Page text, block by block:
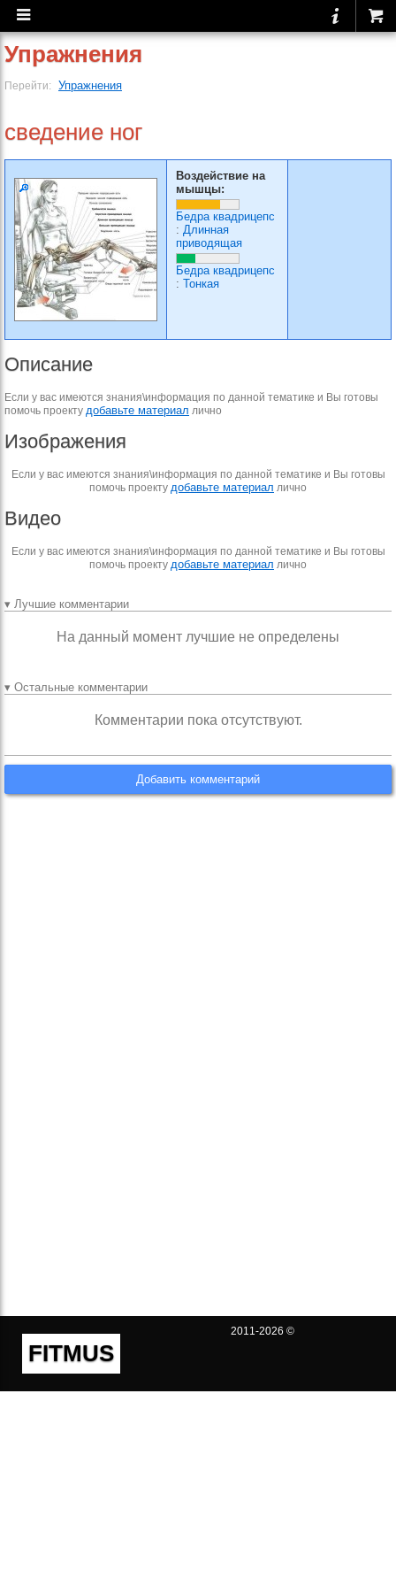
Упражнения
Перейти: Упражнения
сведение ног
Воздействие на
мышцы:
Бедра квадрицепс
: Длинная
приводящая
Бедра квадрицепс
: Тонкая
Описание
Если у вас имеются знания\информация по данной тематике и Вы готовы
помочь проекту добавьте материал лично
Изображения
Если у вас имеются знания\информация по данной тематике и Вы готовы
помочь проекту добавьте материал лично
Видео
Если у вас имеются знания\информация по данной тематике и Вы готовы
помочь проекту добавьте материал лично
▾ Лучшие комментарии
На данный момент лучшие не определены
▾ Остальные комментарии
Комментарии пока отсутствуют.
Добавить комментарий
FITMUS
2011-2026 ©